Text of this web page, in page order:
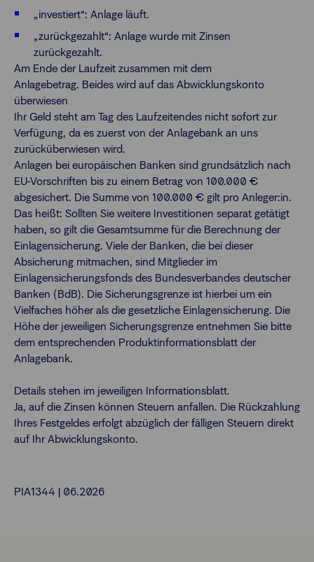
„investiert“: Anlage läuft.
„zurückgezahlt“: Anlage wurde mit Zinsen
zurückgezahlt.
Am Ende der Laufzeit zusammen mit dem
Anlagebetrag. Beides wird auf das Abwicklungskonto
überwiesen
Ihr Geld steht am Tag des Laufzeitendes nicht sofort zur
Verfügung, da es zuerst von der Anlagebank an uns
zurücküberwiesen wird.
Anlagen bei europäischen Banken sind grundsätzlich nach
EU-Vorschriften bis zu einem Betrag von 100.000 €
abgesichert. Die Summe von 100.000 € gilt pro Anleger:in.
Das heißt: Sollten Sie weitere Investitionen separat getätigt
haben, so gilt die Gesamtsumme für die Berechnung der
Einlagensicherung. Viele der Banken, die bei dieser
Absicherung mitmachen, sind Mitglieder im
Einlagensicherungsfonds des Bundesverbandes deutscher
Banken (BdB). Die Sicherungsgrenze ist hierbei um ein
Vielfaches höher als die gesetzliche Einlagensicherung. Die
Höhe der jeweiligen Sicherungsgrenze entnehmen Sie bitte
dem entsprechenden Produktinformationsblatt der
Anlagebank.
Details stehen im jeweiligen Informationsblatt.
Ja, auf die Zinsen können Steuern anfallen. Die Rückzahlung
Ihres Festgeldes erfolgt abzüglich der fälligen Steuern direkt
auf Ihr Abwicklungskonto.
PIA1344 | 06.2026